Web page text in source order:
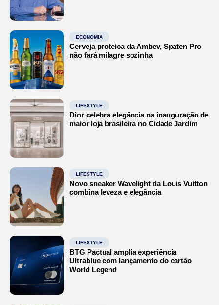
ECONOMIA
Cerveja proteica da Ambev, Spaten Pro
não fará milagre sozinha
LIFESTYLE
Dior celebra elegância na inauguração de
maior loja brasileira no Cidade Jardim
LIFESTYLE
Novo sneaker Wavelight da Louis Vuitton
combina leveza e elegância
LIFESTYLE
BTG Pactual amplia experiência
Ultrablue com lançamento do cartão
World Legend